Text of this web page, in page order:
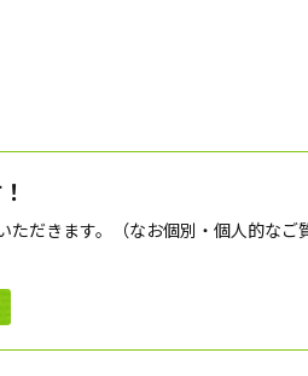
だきます。（なお個別・個人的なご